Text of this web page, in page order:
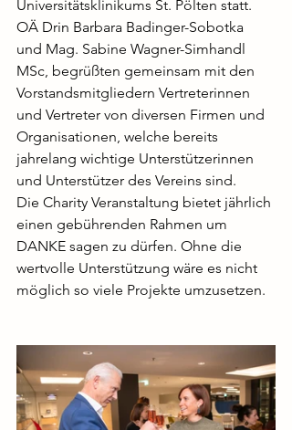
Universitätsklinikums St. Pölten statt.
OÄ Drin Barbara Badinger-Sobotka
und Mag. Sabine Wagner-Simhandl
MSc, begrüßten gemeinsam mit den
Vorstandsmitgliedern Vertreterinnen
und Vertreter von diversen Firmen und
Organisationen, welche bereits
jahrelang wichtige Unterstützerinnen
und Unterstützer des Vereins sind.
Die Charity Veranstaltung bietet jährlich
einen gebührenden Rahmen um
DANKE sagen zu dürfen. Ohne die
wertvolle Unterstützung wäre es nicht
möglich so viele Projekte umzusetzen.